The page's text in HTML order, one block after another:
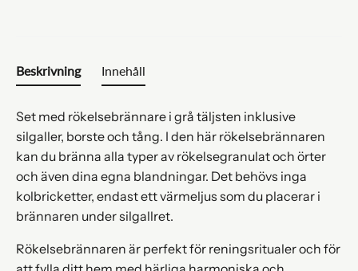
Beskrivning
Set med rökelsebrännare i grå täljsten inklusive
silgaller, borste och tång. I den här rökelsebrännaren
kan du bränna alla typer av rökelsegranulat och örter
och även dina egna blandningar. Det behövs inga
kolbricketter, endast ett värmeljus som du placerar i
brännaren under silgallret.
Rökelsebrännaren är perfekt för reningsritualer och för
Innehåll